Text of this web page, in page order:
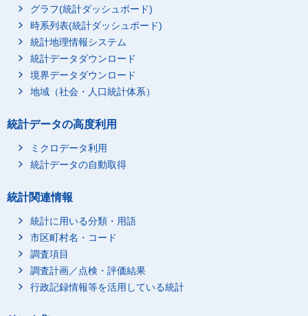
グラフ(統計ダッシュボード)
時系列表(統計ダッシュボード)
統計地理情報システム
統計データダウンロード
境界データダウンロード
地域（社会・人口統計体系）
統計データの高度利用
ミクロデータ利用
統計データの自動取得
統計関連情報
統計に用いる分類・用語
市区町村名・コード
調査項目
調査計画／点検・評価結果
行政記録情報等を活用している統計